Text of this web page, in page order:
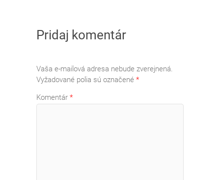
Pridaj komentár
Vaša e-mailová adresa nebude zverejnená.
Vyžadované polia sú označené *
Komentár *